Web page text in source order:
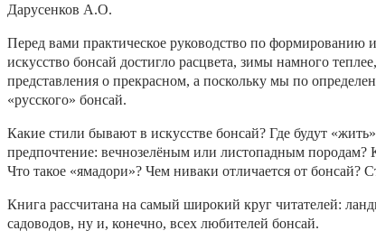
Дарусенков А.О.
Перед вами практическое руководство по
искусство бонсай достигло расцвета, зимы намного
представления о прекрасном, а поскольку мы по
«русского» бонсай.
Какие стили бывают в искусстве бонсай? Где будут
предпочтение: вечнозелёным или листопадным породам?
Что такое «ямадори»? Чем ниваки отличается от бонсай?
Книга рассчитана на самый широкий круг читателей:
садоводов, ну и, конечно, всех любителей бонсай.